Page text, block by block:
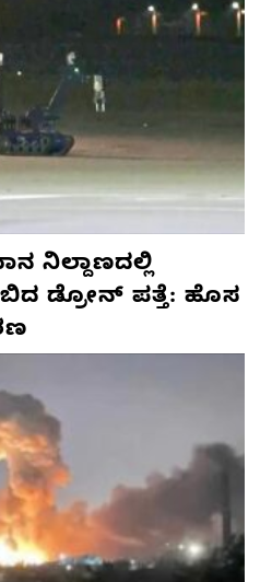
ನಿಲ್ದಾಣದಲ್ಲಿ
ಡ್ರೋನ್ ಪತ್ತೆ: ಹೊಸ